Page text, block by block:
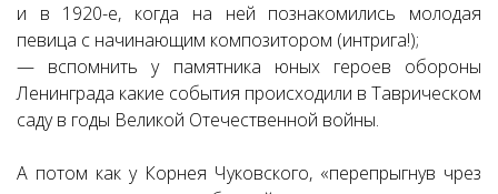
и в 1920-е, когда на ней познакомились молодая
певица с начинающим композитором (интрига!);
— вспомнить у памятника юных героев обороны
Ленинграда какие события происходили в Таврическом
саду в годы Великой Отечественной войны.
А потом как у Корнея Чуковского, «перепрыгнув чрез